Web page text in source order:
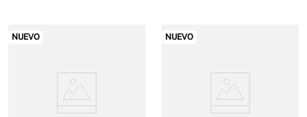
NUEVO NUEVO